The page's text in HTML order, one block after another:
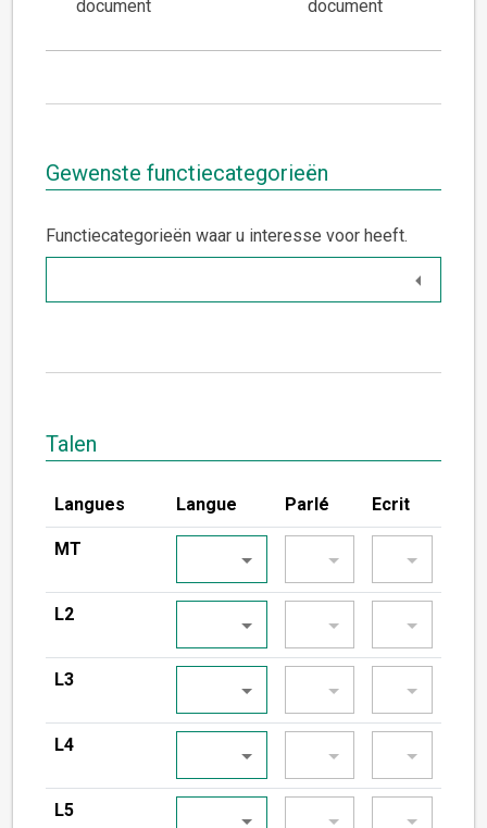
document document
Gewenste functiecategorieën
Functiecategorieën waar u interesse voor heeft.
Talen
Langues Langue Parlé Ecrit
MT
L2
L3
L4
L5